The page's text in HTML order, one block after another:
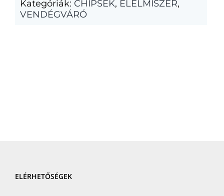
Kategóriák: CHIPSEK, ÉLELMISZER,
VENDÉGVÁRÓ
ELÉRHETŐSÉGEK